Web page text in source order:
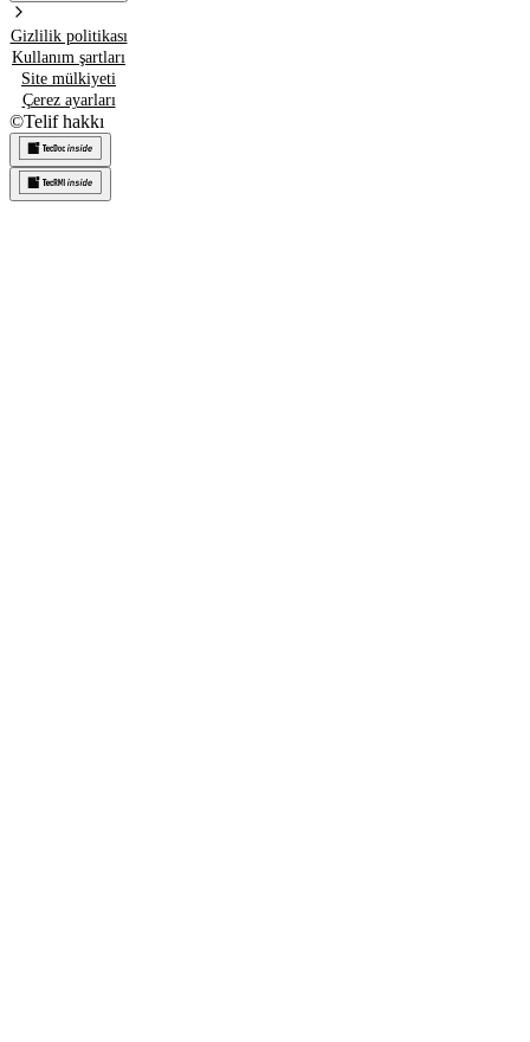
Gizlilik politikası
Kullanım şartları
Site mülkiyeti
Çerez ayarları
©Telif hakkı